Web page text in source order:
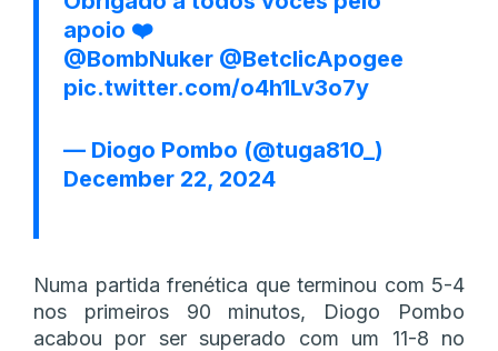
apoio ❤️
@BombNuker @BetclicApogee
pic.twitter.com/o4h1Lv3o7y
— Diogo Pombo (@tuga810_)
December 22, 2024
Numa partida frenética que terminou com 5-4
nos primeiros 90 minutos, Diogo Pombo
acabou por ser superado com um 11-8 no